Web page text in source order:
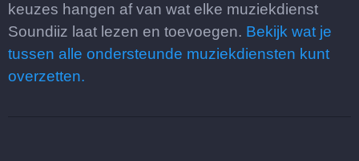
keuzes hangen af van wat elke muziekdienst
Soundiiz laat lezen en toevoegen. Bekijk wat je
tussen alle ondersteunde muziekdiensten kunt
overzetten.